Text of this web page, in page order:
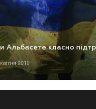
Альбасете класно
2019